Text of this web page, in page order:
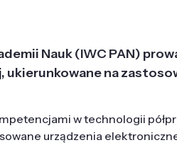
Nauk (IWC PAN)
ukierunkowane na
w technologii
urządzenia